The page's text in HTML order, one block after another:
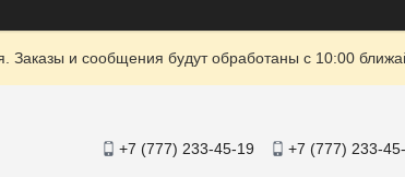
Заказы и сообщения будут обработаны с 10:00
+7 (777) 233-45-19 +7 (777) 233-